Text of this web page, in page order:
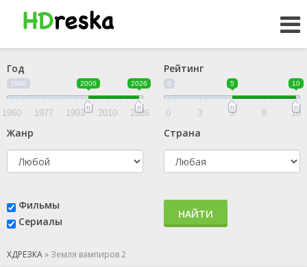
Год
1960 2000 2026
1960 1977 1993 2010 2026
Рейтинг
0 5 10
0 3 5 8 10
Жанр Страна
Фильмы
Сериалы
НАЙТИ
ХДРЕЗКА» Земля вампиров 2